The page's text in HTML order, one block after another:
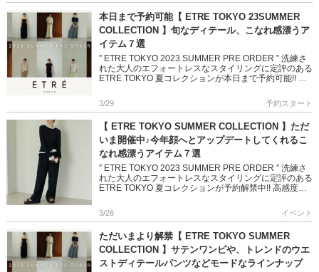
本日まで予約可能【 ETRE TOKYO 23SUMMER
COLLECTION 】旬なディテール、こなれ感漂うア
イテム７選
” ETRE TOKYO 2023 SUMMER PRE ORDER ” 洗練さ
れた大人のエフォートレスなスタイリングに定評のある
ETRE TOKYO 夏コレクションが本日まで予約可能!! 高
3/29 予約スタート
【 ETRE TOKYO SUMMER COLLECTION 】ただ
いま開催中♪今年顔へとアップデートしてくれるこ
なれ感漂うアイテム７選
” ETRE TOKYO 2023 SUMMER PRE ORDER ” 洗練さ
れた大人のエフォートレスなスタイリングに定評のある
ETRE TOKYO 夏コレクションが予約解禁中!! 高感度な
3/26 イベント
ただいまより解禁【 ETRE TOKYO SUMMER
COLLECTION 】サテンワンピや、トレンドのウエ
ストディテールパンツなどモードなラインナップ